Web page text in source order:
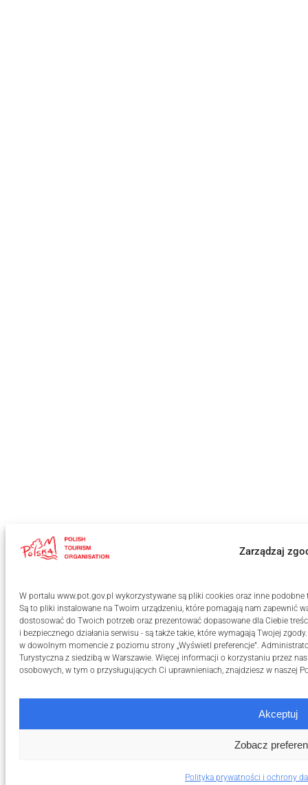
Zarządzaj
W portalu www.pot.gov.pl wykorzystywane są pliki cookies oraz inne
Są to pliki instalowane na Twoim urządzeniu, które pomagają nam zapewnić
dostosować do Twoich potrzeb oraz prezentować dopasowane dla Ciebie
i bezpiecznego działania serwisu - są także takie, które wymagają Twojej
w dowolnym momencie z poziomu strony „Wyświetl preferencje”.
Turystyczna z siedzibą w Warszawie. Więcej informacji o korzystaniu przez
osobowych, w tym o przysługujących Ci uprawnieniach, znajdziesz w naszej
Akceptuj
Zobacz
Polityka prywatności i ochrony